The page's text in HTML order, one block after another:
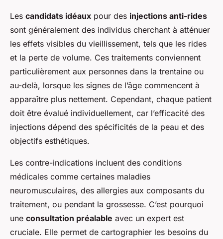
Les candidats idéaux pour des injections anti-rides
sont généralement des individus cherchant à atténuer
les effets visibles du vieillissement, tels que les rides
et la perte de volume. Ces traitements conviennent
particulièrement aux personnes dans la trentaine ou
au-delà, lorsque les signes de l’âge commencent à
apparaître plus nettement. Cependant, chaque patient
doit être évalué individuellement, car l’efficacité des
injections dépend des spécificités de la peau et des
objectifs esthétiques.
Les contre-indications incluent des conditions
médicales comme certaines maladies
neuromusculaires, des allergies aux composants du
traitement, ou pendant la grossesse. C’est pourquoi
une consultation préalable avec un expert est
cruciale. Elle permet de cartographier les besoins du